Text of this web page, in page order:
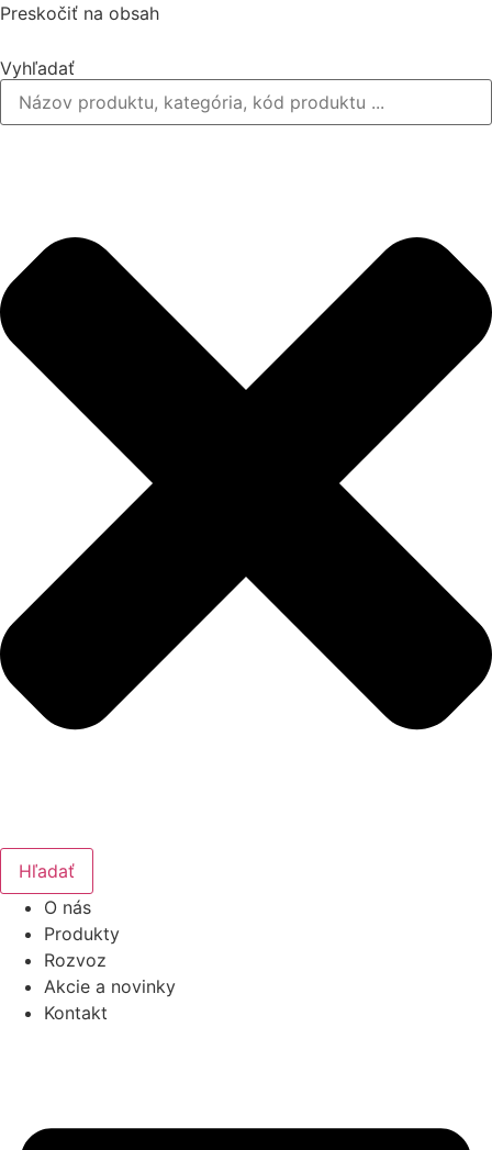
Preskočiť na obsah
Vyhľadať
Hľadať
O nás
Produkty
Rozvoz
Akcie a novinky
Kontakt